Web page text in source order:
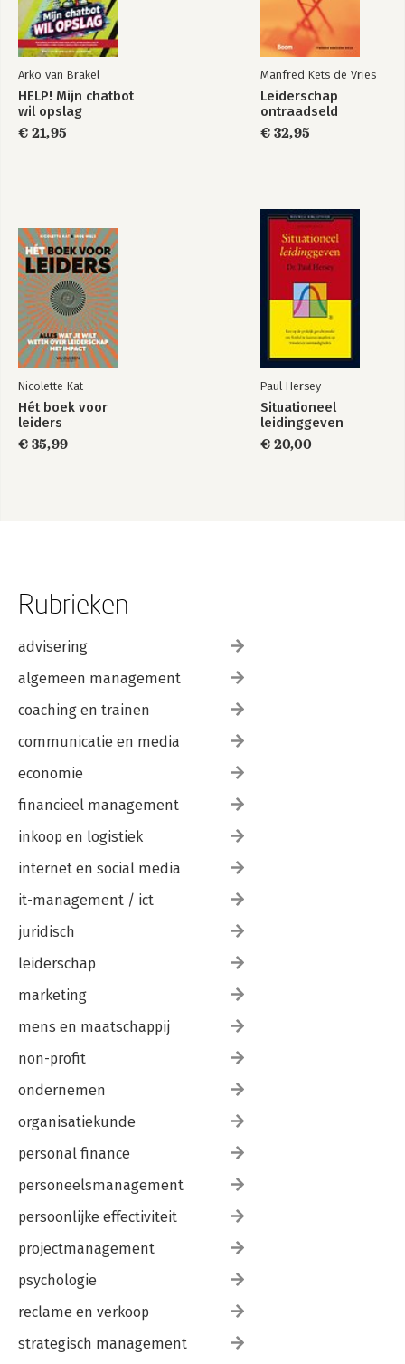
Arko van Brakel
HELP! Mijn chatbot
wil opslag
€ 21,95
Manfred Kets de Vries
Leiderschap
ontraadseld
€ 32,95
Nicolette Kat
Hét boek voor
leiders
€ 35,99
Paul Hersey
Situationeel
leidinggeven
€ 20,00
Rubrieken
advisering
algemeen management
coaching en trainen
communicatie en media
economie
financieel management
inkoop en logistiek
internet en social media
it-management / ict
juridisch
leiderschap
marketing
mens en maatschappij
non-profit
ondernemen
organisatiekunde
personal finance
personeelsmanagement
persoonlijke effectiviteit
projectmanagement
psychologie
reclame en verkoop
strategisch management